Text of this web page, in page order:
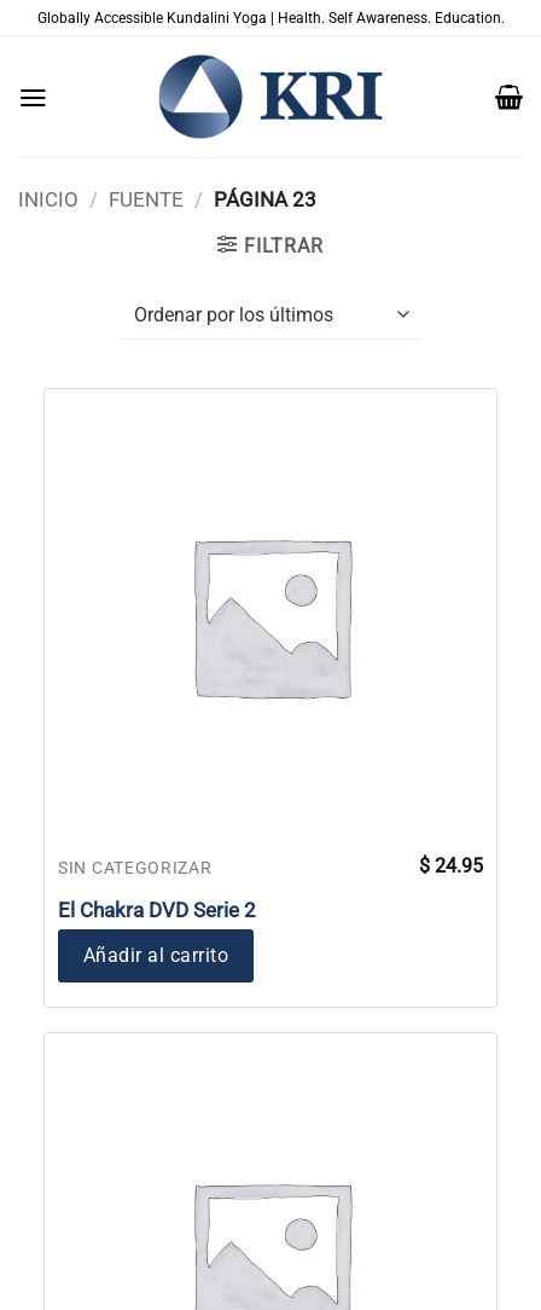
SaltarGlobally Accessible Kundalini Yoga | Health. Self Awareness. Education.
INICIO / FUENTE / PÁGINA 23
FILTRAR
SIN CATEGORIZAR
El Chakra DVD Serie 2
$ 24.95
Añadir al carrito